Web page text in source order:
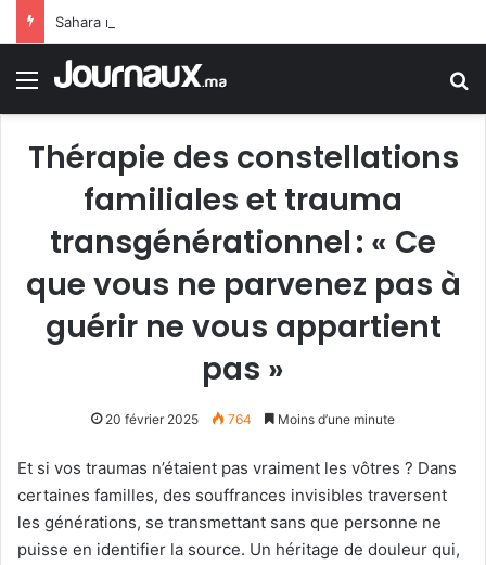
Menu
Thérapie des constellations
familiales et trauma
transgénérationnel : « Ce
que vous ne parvenez pas à
guérir ne vous appartient
pas »
20 février 2025 764 Moins d’une minute
Et si vos traumas n’étaient pas vraiment les vôtres ? Dans
certaines familles, des souffrances invisibles traversent
les générations, se transmettant sans que personne ne
puisse en identifier la source. Un héritage de douleur qui,